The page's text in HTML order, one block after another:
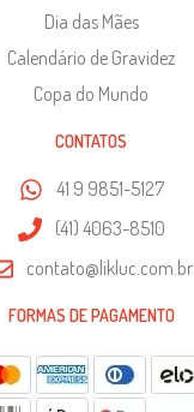
Dia das Mães
Calendário de Gravidez
Copa do Mundo
CONTATOS
41 9 9851-5127
(41) 4063-8510
contato@likluc.com.br
FORMAS DE PAGAMENTO